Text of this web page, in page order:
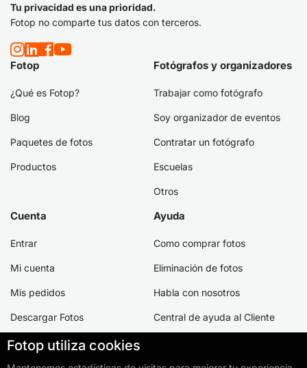
Tu privacidad es una prioridad.
Fotop no comparte tus datos con terceros.
Fotop
¿Qué es Fotop?
Blog
Paquetes de fotos
Productos
Fotógrafos y organizadores
Trabajar como fotógrafo
Soy organizador de eventos
Contratar un fotógrafo
Escuelas
Otros
Cuenta
Entrar
Mi cuenta
Mis pedidos
Descargar Fotos
Crear cuenta
Ayuda
Como comprar fotos
Eliminación de fotos
Habla con nosotros
Central de ayuda al Cliente
Fotop utiliza cookies